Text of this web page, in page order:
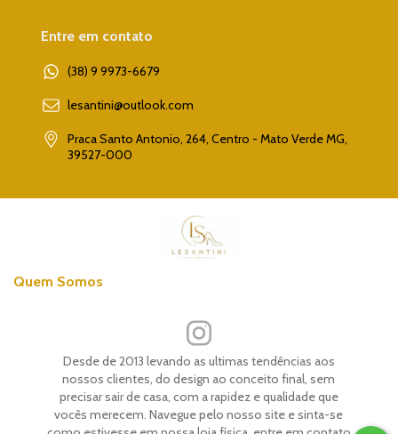
Entre em contato
(38) 9 9973-6679
lesantini@outlook.com
Praca Santo Antonio, 264, Centro - Mato Verde MG,
39527-000
Quem Somos
Desde de 2013 levando as ultimas tendências aos
nossos clientes, do design ao conceito final, sem
precisar sair de casa, com a rapidez e qualidade que
vocês merecem. Navegue pelo nosso site e sinta-se